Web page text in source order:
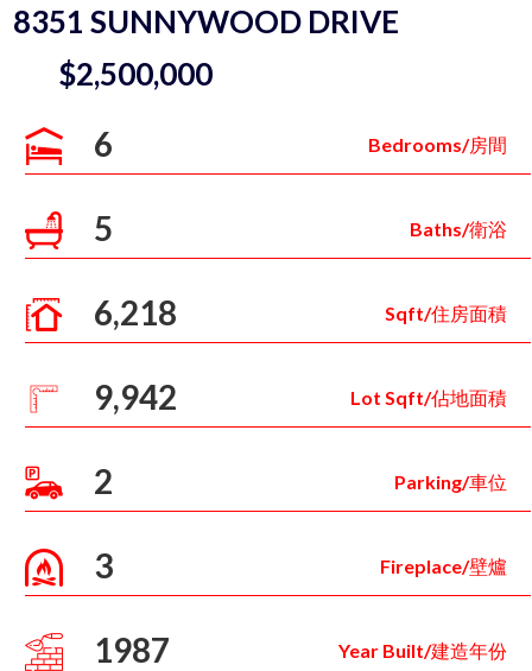
8351 SUNNYWOOD DRIVE
$2,500,000
6 Bedrooms/房間
5 Baths/衛浴
6,218 Sqft/住房面積
9,942 Lot Sqft/佔地面積
2 Parking/車位
3 Fireplace/壁爐
1987 Year Built/建造年份